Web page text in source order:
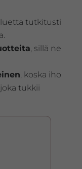
tutkitusti
, sillä ne
, koska iho
tukkii